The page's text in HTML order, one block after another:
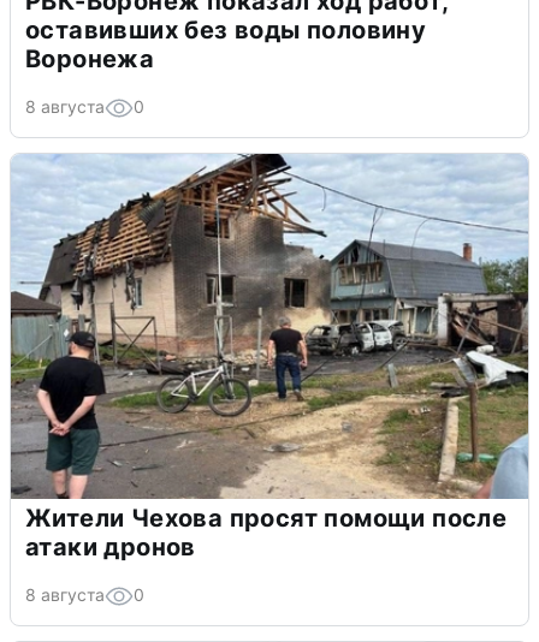
оставивших без воды половину
Воронежа
8 августа 0
Жители Чехова просят помощи после
атаки дронов
8 августа 0